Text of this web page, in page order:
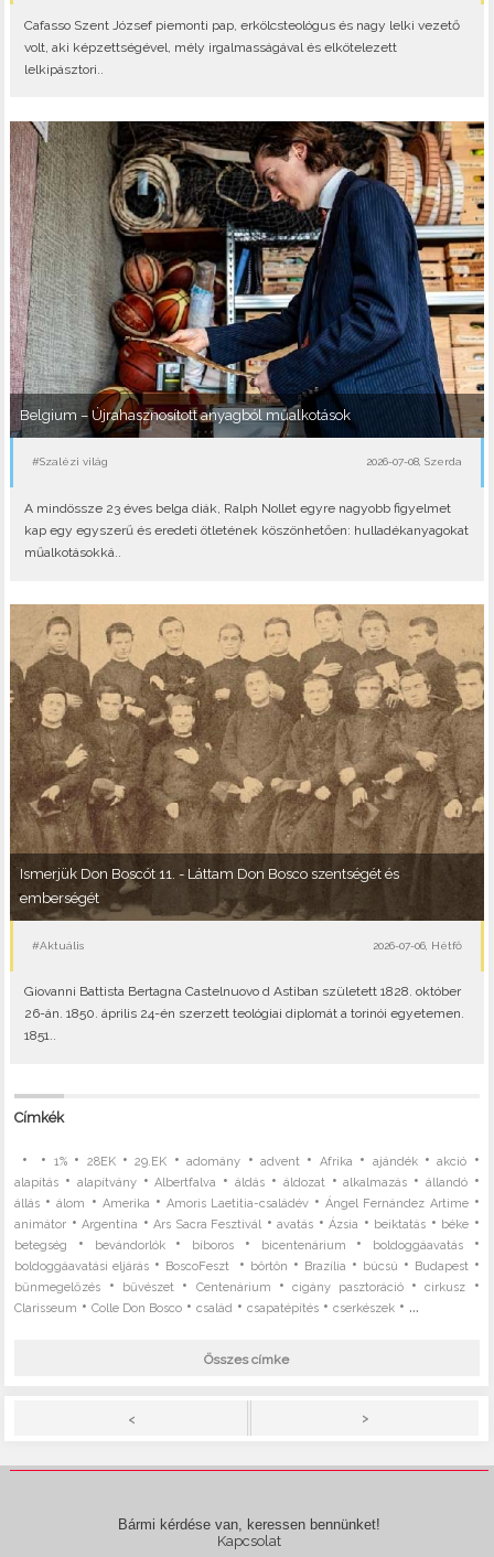
Cafasso Szent József piemonti pap, erkölcsteológus és nagy lelki vezető
volt, aki képzettségével, mély irgalmasságával és elkötelezett
lelkipásztori..
Belgium – Újrahasznosított anyagból műalkotások
#Szalézi világ 2026-07-08, Szerda
A mindössze 23 éves belga diák, Ralph Nollet egyre nagyobb figyelmet
kap egy egyszerű és eredeti ötletének köszönhetően: hulladékanyagokat
műalkotásokká..
Ismerjük Don Boscót 11. - Láttam Don Bosco szentségét és
emberségét
#Aktuális 2026-07-06, Hétfő
Giovanni Battista Bertagna Castelnuovo d Astiban született 1828. október
26-án. 1850. április 24-én szerzett teológiai diplomát a torinói egyetemen.
1851..
Címkék
• • 1%• 28EK•29.EK •adomány •advent • Afrika • ajándék•akció •
alapítás • alapítvány•Albertfalva •áldás • áldozat•alkalmazás • állandó•
állás •álom • Amerika • Amoris Laetitia-családév •Ángel Fernández Artime•
animátor •Argentína •Ars Sacra Fesztivál •avatás •Ázsia • beiktatás • béke •
betegség • bevándorlók• bíboros • bicentenárium • boldoggáavatás•
boldoggáavatási eljárás • BoscoFeszt • börtön • Brazília • búcsú • Budapest•
bűnmegelőzés • bűvészet• Centenárium •cigány pasztoráció•cirkusz •
Clarisseum •Colle Don Bosco •család •csapatépítés •cserkészek • ...
Összes címke
< >
Bármi kérdése van, keressen bennünket!
Kapcsolat